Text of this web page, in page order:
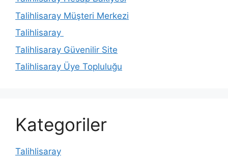
Talihlisaray Müşteri Merkezi
Talihlisaray
Talihlisaray Güvenilir Site
Talihlisaray Üye Topluluğu
Kategoriler
Talihlisaray